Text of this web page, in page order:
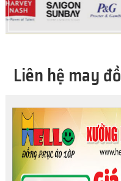
Liên hệ may